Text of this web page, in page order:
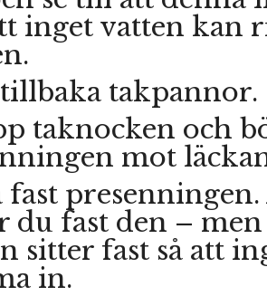
inget vatten kan
takpannor.
taknocken och
mot
fast
du fast den –
sitter fast så att
in.